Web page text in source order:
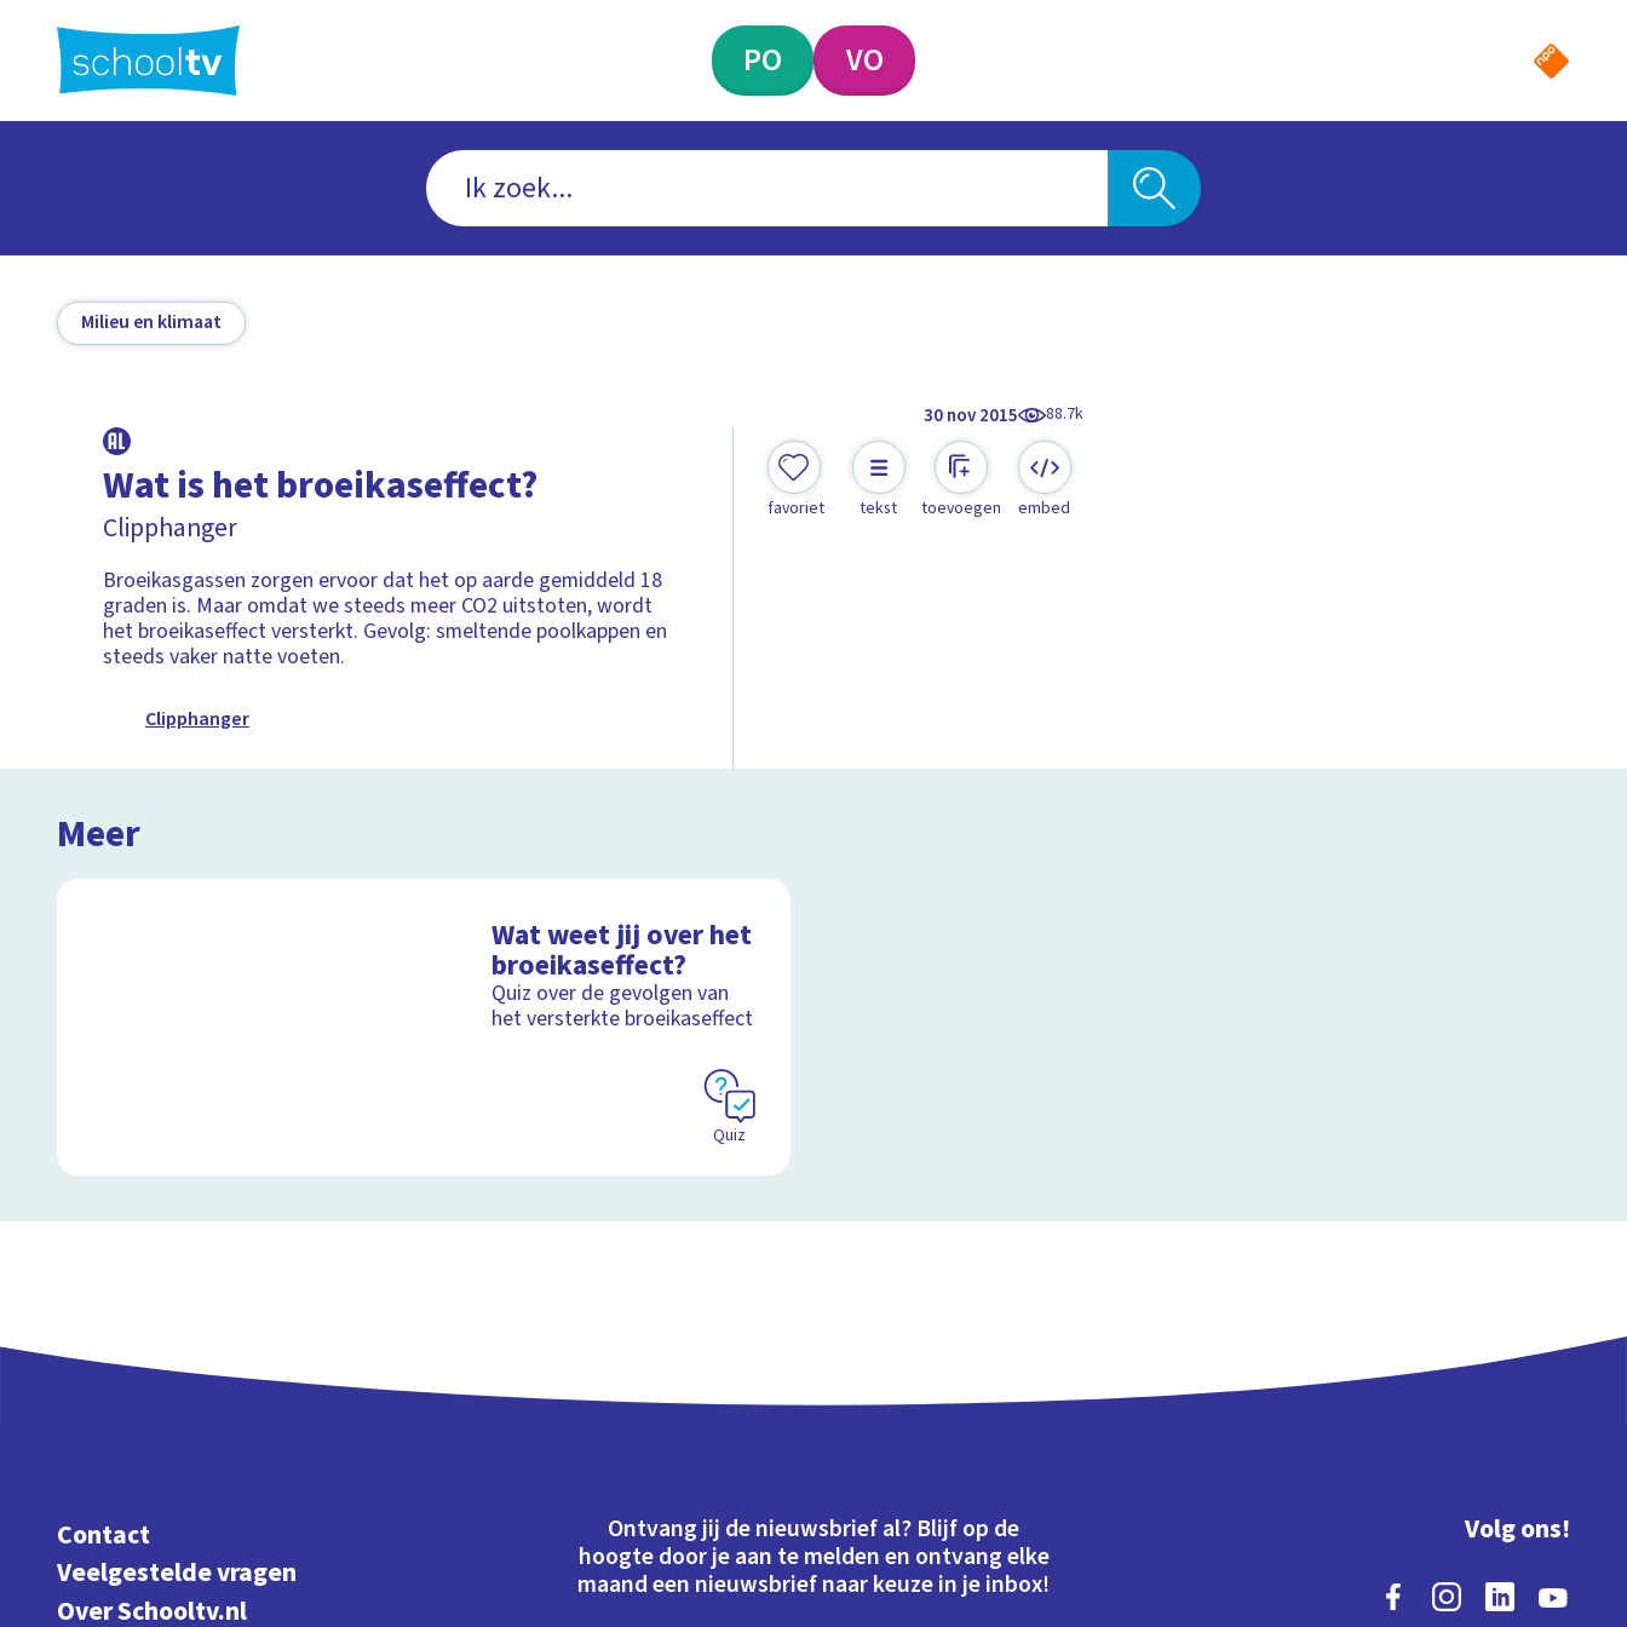
hoofdinhoud
PO VO
Milieu en klimaat
30 nov 2015 88.7k
Wat is het broeikaseffect?
Clipphanger
Broeikasgassen zorgen ervoor dat het op aarde gemiddeld 18
graden is. Maar omdat we steeds meer CO2 uitstoten, wordt
het broeikaseffect versterkt. Gevolg: smeltende poolkappen en
steeds vaker natte voeten.
Clipphanger
favoriet tekst toevoegen embed
Meer
Wat weet jij over het
broeikaseffect?
Quiz over de gevolgen van
het versterkte broeikaseffect
Quiz
Contact
Veelgestelde vragen
Over Schooltv.nl
Ontvang jij de nieuwsbrief al? Blijf op de
hoogte door je aan te melden en ontvang elke
maand een nieuwsbrief naar keuze in je inbox!
Volg ons!